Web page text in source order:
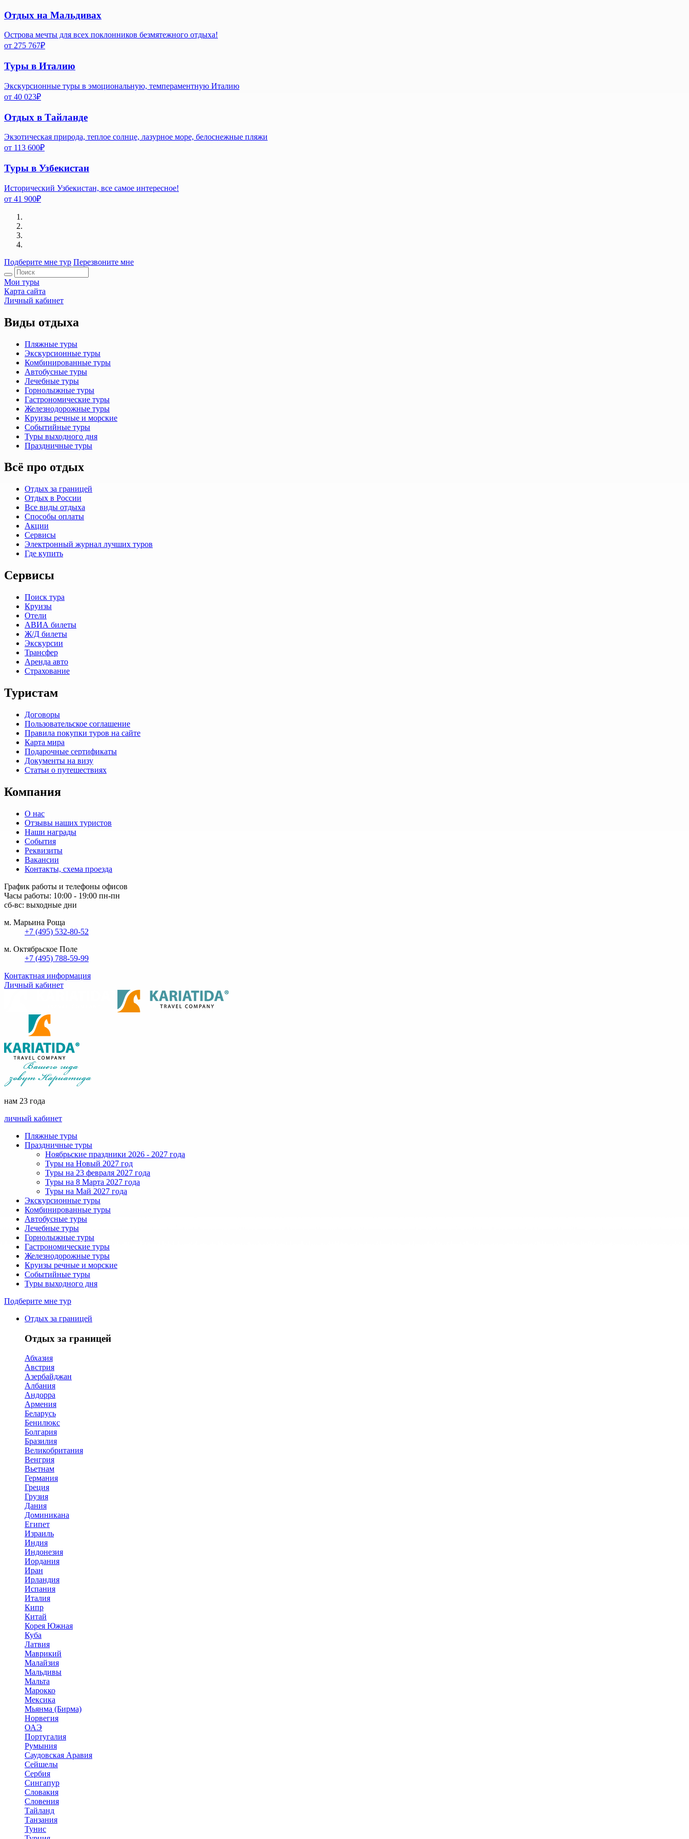
Отдых на Мальдивах
Острова мечты для всех поклонников безмятежного отдыха!
от 275 767₽
Туры в Италию
Экскурсионные туры в эмоциональную, темпераментную Италию
от 40 023₽
Отдых в Тайланде
Экзотическая природа, теплое солнце, лазурное море, белоснежные пляжи
от 113 600₽
Туры в Узбекистан
Исторический Узбекистан, все самое интересное!
от 41 900₽
Подберите мне тур Перезвоните мне
Мои туры
Карта сайта
Личный кабинет
Виды отдыха
Пляжные туры
Экскурсионные туры
Комбинированные туры
Автобусные туры
Лечебные туры
Горнолыжные туры
Гастрономические туры
Железнодорожные туры
Круизы речные и морские
Событийные туры
Туры выходного дня
Праздничные туры
Всё про отдых
Отдых за границей
Отдых в России
Все виды отдыха
Способы оплаты
Акции
Сервисы
Электронный журнал лучших туров
Где купить
Сервисы
Поиск тура
Круизы
Отели
АВИА билеты
Ж/Д билеты
Экскурсии
Трансфер
Аренда авто
Страхование
Туристам
Договоры
Пользовательское соглашение
Правила покупки туров на сайте
Карта мира
Подарочные сертификаты
Документы на визу
Статьи о путешествиях
Компания
О нас
Отзывы наших туристов
Наши награды
События
Реквизиты
Вакансии
Контакты, схема проезда
График работы и телефоны офисов
Часы работы: 10:00 - 19:00 пн-пн
сб-вс: выходные дни
м. Марьина Роща
+7 (495) 532-80-52
м. Октябрьское Поле
+7 (495) 788-59-99
Контактная информация
Личный кабинет
нам 23 года
личный кабинет
Пляжные туры
Праздничные туры
Ноябрьские праздники 2026 - 2027 года
Туры на Новый 2027 год
Туры на 23 февраля 2027 года
Туры на 8 Марта 2027 года
Туры на Май 2027 года
Экскурсионные туры
Комбинированные туры
Автобусные туры
Лечебные туры
Горнолыжные туры
Гастрономические туры
Железнодорожные туры
Круизы речные и морские
Событийные туры
Туры выходного дня
Подберите мне тур
Отдых за границей
Отдых за границей
Абхазия
Австрия
Азербайджан
Албания
Андорра
Армения
Беларусь
Бенилюкс
Болгария
Бразилия
Великобритания
Венгрия
Вьетнам
Германия
Греция
Грузия
Дания
Доминикана
Египет
Израиль
Индия
Индонезия
Иордания
Иран
Ирландия
Испания
Италия
Кипр
Китай
Корея Южная
Куба
Латвия
Маврикий
Малайзия
Мальдивы
Мальта
Марокко
Мексика
Мьянма (Бирма)
Норвегия
ОАЭ
Португалия
Румыния
Саудовская Аравия
Сейшелы
Сербия
Сингапур
Словакия
Словения
Тайланд
Танзания
Тунис